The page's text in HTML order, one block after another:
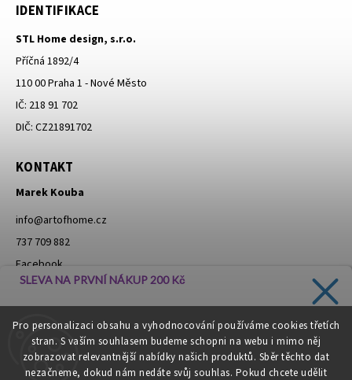
Pro personalizaci obsahu a vyhodnocování používáme cookies třetích
stran. S vaším souhlasem budeme schopni na webu i mimo něj
zobrazovat relevantnější nabídky našich produktů. Sběr těchto dat
nezačneme, dokud nám nedáte svůj souhlas. Pokud chcete udělit
IDENTIFIKACE
STL Home design, s.r.o.
Příčná 1892/4
110 00 Praha 1 - Nové Město
IČ: 218 91 702
DIČ: CZ21891702
KONTAKT
Marek Kouba
info@artofhome.cz
737 709 882
Facebook
Instagram
Moje objednávka - odstoupení od smlouvy
SLEVA NA PRVNÍ NÁKUP 200 Kč
slevách přímo do vaší schránky!